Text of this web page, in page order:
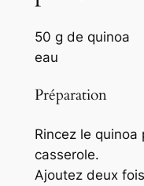
50 g de quinoa
eau
Préparation
Rincez le
casserole.
Ajoutez deux